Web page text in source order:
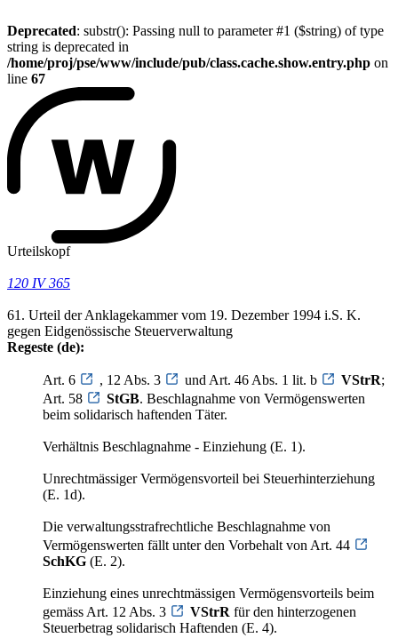
Deprecated: substr(): Passing null to parameter #1 ($string) of type
string is deprecated in
/home/proj/pse/www/include/pub/class.cache.show.entry.php on
line 67
Urteilskopf
120 IV 365
61. Urteil der Anklagekammer vom 19. Dezember 1994 i.S. K.
gegen Eidgenössische Steuerverwaltung
Regeste (de):
Art. 6 , 12 Abs. 3 und Art. 46 Abs. 1 lit. b VStrR;
Art. 58
StGB. Beschlagnahme von Vermögenswerten
beim solidarisch haftenden Täter.
Verhältnis Beschlagnahme - Einziehung (E. 1).
Unrechtmässiger Vermögensvorteil bei Steuerhinterziehung
(E. 1d).
Die verwaltungsstrafrechtliche Beschlagnahme von
Vermögenswerten fällt unter den Vorbehalt von Art. 44
SchKG (E. 2).
Einziehung eines unrechtmässigen Vermögensvorteils beim
gemäss Art. 12 Abs. 3
VStrR für den hinterzogenen
Steuerbetrag solidarisch Haftenden (E. 4).